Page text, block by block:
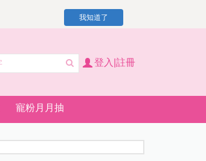
我知道了
登入|註冊
寵粉月月抽